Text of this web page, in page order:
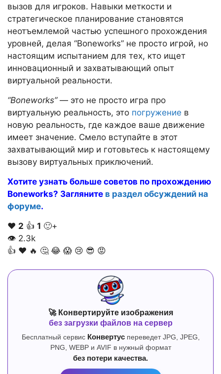
вызов для игроков. Навыки меткости и
стратегическое планирование становятся
неотъемлемой частью успешного прохождения
уровней, делая “Boneworks” не просто игрой, но
настоящим испытанием для тех, кто ищет
инновационный и захватывающий опыт
виртуальной реальности.
“Boneworks”— это не просто игра про
виртуальную реальность, это погружение в
новую реальность, где каждое ваше движение
имеет значение. Смело вступайте в этот
захватывающий мир и готовьтесь к настоящему
вызову виртуальных приключений.
Хотите узнать больше советов по прохождению
Boneworks? Загляните в раздел обсуждений на
форуме.
❤️ 2 👍 1 🙂+
👁 2.3k
👍 ❤️ 🔥 🤔 😂 😱 😢 😎 😡
🚀 Конвертируйте изображения
без загрузки файлов на сервер
Бесплатный сервис Конвертуспереведет JPG, JPEG,
PNG, WEBP и AVIF в нужный формат
без потери качества.